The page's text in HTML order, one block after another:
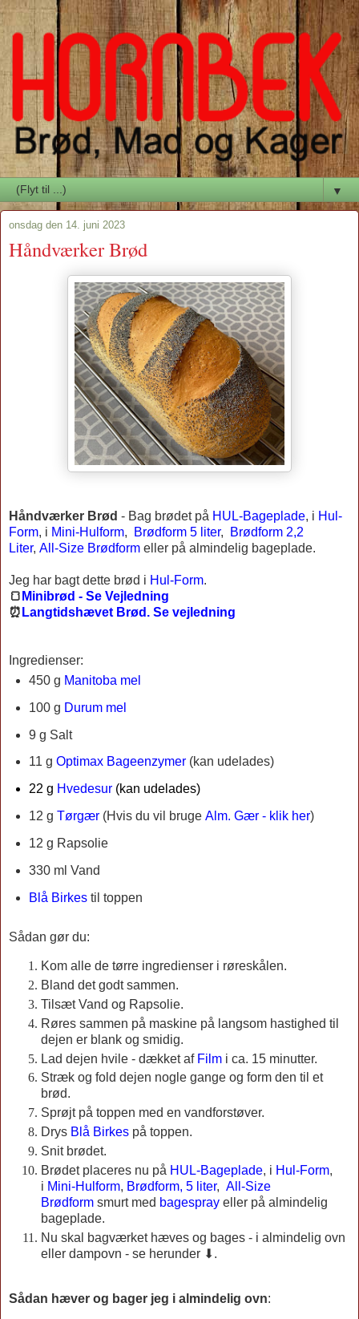
▼
onsdag den 14. juni 2023
Håndværker Brød
Håndværker Brød - Bag brødet på HUL-Bageplade, i Hul-
Form, i Mini-Hulform, Brødform 5 liter,
Brødform 2,2
Liter, All-Size Brødform eller på almindelig bageplade.
Jeg har bagt dette brød i Hul-Form.
🍞 Minibrød - Se Vejledning
⏰ Langtidshævet Brød. Se vejledning
Ingredienser:
450 g Manitoba mel
100 g Durum mel
9 g Salt
11 g Optimax Bageenzymer(kan udelades)
22 g Hvedesur(kan udelades)
12 g Tørgær (Hvis du vil bruge Alm. Gær - klik her)
12 g Rapsolie
330 ml Vand
Blå Birkestil toppen
Sådan gør du:
Kom alle de tørre ingredienser i røreskålen.
Bland det godt sammen.
Tilsæt Vand og Rapsolie.
Røres sammen på maskine på langsom hastighed til
dejen er blank og smidig.
Lad dejen hvile - dækket af Film i ca. 15 minutter.
Stræk og fold dejen nogle gange og form den til et
brød.
Sprøjt på toppen med en vandforstøver.
Drys Blå Birkes på toppen.
Snit brødet.
Brødet placeres nu på HUL-Bageplade, i Hul-Form,
i Mini-Hulform, Brødform, 5 liter, All-Size
Brødform smurt med bagespray eller på almindelig
bageplade.
Nu skal bagværket hæves og bages - i almindelig ovn
eller dampovn - se herunder ⬇.
Sådan hæver og bager jeg i almindelig ovn: